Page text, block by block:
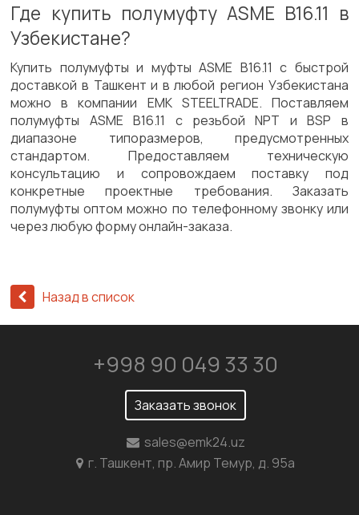
Где купить полумуфту ASME B16.11 в
Узбекистане?
Купить полумуфты и муфты ASME B16.11 с быстрой
доставкой в Ташкент и в любой регион Узбекистана
можно в компании EMK STEELTRADE. Поставляем
полумуфты ASME B16.11 с резьбой NPT и BSP в
диапазоне типоразмеров, предусмотренных
стандартом. Предоставляем техническую
консультацию и сопровождаем поставку под
конкретные проектные требования. Заказать
полумуфты оптом можно по телефонному звонку или
через любую форму онлайн-заказа.
Назад в список
+998 90 049 33 30
Заказать звонок
sales@emk24.uz
г. Ташкент, пр. Амир Темур, д. 95а